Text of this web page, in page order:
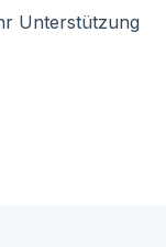
anzeigen
Unterstützung